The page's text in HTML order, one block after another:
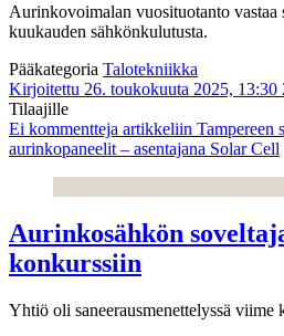
Aurinkovoimalan vuosituotanto vastaa
kuukauden sähkönkulutusta.
Pääkategoria Talotekniikka
Kirjoitettu 26. toukokuuta 2025, 13:30
Tilaajille
Ei kommentteja artikkeliin Tampereen
aurinkopaneelit – asentajana Solar Cell
Aurinkosähkön
konkurssiin
Yhtiö oli saneerausmenettelyssä viime